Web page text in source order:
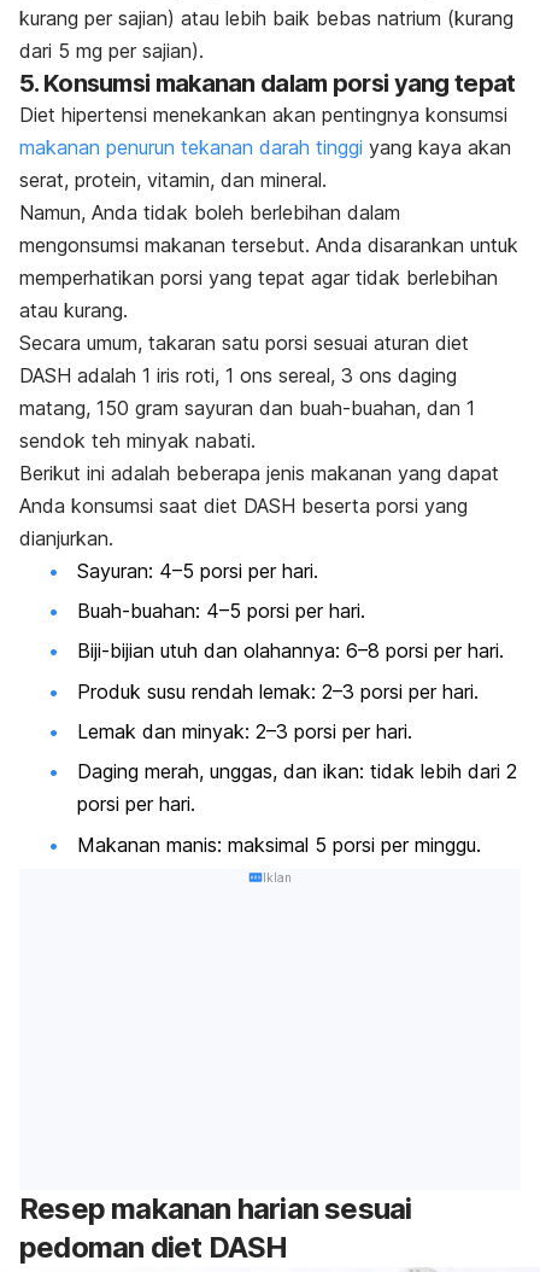
kurang per sajian) atau lebih baik bebas natrium (kurang
dari 5 mg per sajian).
5. Konsumsi makanan dalam porsi yang tepat
Diet hipertensi menekankan akan pentingnya konsumsi
makanan penurun tekanan darah tinggi yang kaya akan
serat, protein, vitamin, dan mineral.
Namun, Anda tidak boleh berlebihan dalam
mengonsumsi makanan tersebut. Anda disarankan untuk
memperhatikan porsi yang tepat agar tidak berlebihan
atau kurang.
Secara umum, takaran satu porsi sesuai aturan diet
DASH adalah 1 iris roti, 1 ons sereal, 3 ons daging
matang, 150 gram sayuran dan buah-buahan, dan 1
sendok teh minyak nabati.
Berikut ini adalah beberapa jenis makanan yang dapat
Anda konsumsi saat diet DASH beserta porsi yang
dianjurkan.
Sayuran: 4–5 porsi per hari.
Buah-buahan: 4–5 porsi per hari.
Biji-bijian utuh dan olahannya: 6–8 porsi per hari.
Produk susu rendah lemak: 2–3 porsi per hari.
Lemak dan minyak: 2–3 porsi per hari.
Daging merah, unggas, dan ikan: tidak lebih dari 2
porsi per hari.
Makanan manis: maksimal 5 porsi per minggu.
Iklan
Resep makanan harian sesuai
pedoman diet DASH